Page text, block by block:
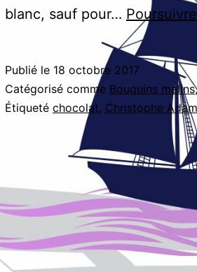
blanc, sauf pour…
Publié le 18 octobre 2017
Catégorisé comme Bouquins malins
Étiqueté chocolat, Christophe Adam